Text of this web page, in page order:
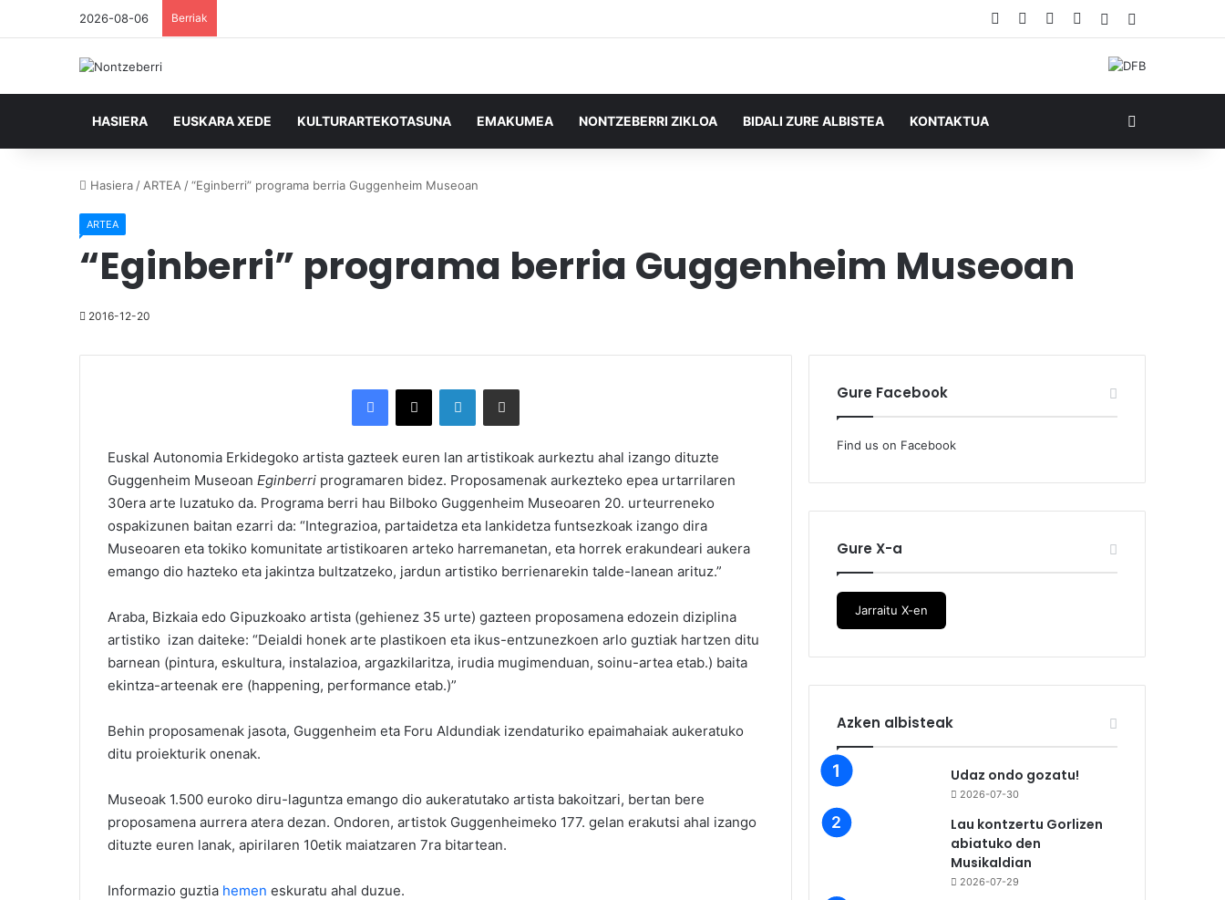
2026-08-06 Berriak Facebook YouTube
RSS Ausazko
HASIERA EUSKARA XEDE KULTURARTEKOTASUNA EMAKUMEA NONTZEBERRI ZIKLOA BIDALI ZURE ALBISTEA KONTAKTUA
Hasiera / ARTEA /“Eginberri” programa berria Guggenheim Museoan
ARTEA
“Eginberri” programa berria Guggenheim Museoan
2016-12-20
Euskal Autonomia Erkidegoko artista gazteek euren lan artistikoak aurkeztu ahal izango dituzte
Guggenheim Museoan Eginberri programaren bidez. Proposamenak aurkezteko epea urtarrilaren
30era arte luzatuko da. Programa berri hau Bilboko Guggenheim Museoaren 20. urteurreneko
ospakizunen baitan ezarri da: “Integrazioa, partaidetza eta lankidetza funtsezkoak izango dira
Museoaren eta tokiko komunitate artistikoaren arteko harremanetan, eta horrek erakundeari aukera
emango dio hazteko eta jakintza bultzatzeko, jardun artistiko berrienarekin talde-lanean arituz.”
Araba, Bizkaia edo Gipuzkoako artista (gehienez 35 urte) gazteen proposamena edozein diziplina
artistiko izan daiteke: “Deialdi honek arte plastikoen eta ikus-entzunezkoen arlo guztiak hartzen ditu
barnean (pintura, eskultura, instalazioa, argazkilaritza, irudia mugimenduan, soinu-artea etab.) baita
ekintza-arteenak ere (happening, performance etab.)”
Behin proposamenak jasota, Guggenheim eta Foru Aldundiak izendaturiko epaimahaiak aukeratuko
ditu proiekturik onenak.
Museoak 1.500 euroko diru-laguntza emango dio aukeratutako artista bakoitzari, bertan bere
proposamena aurrera atera dezan. Ondoren, artistok Guggenheimeko 177. gelan erakutsi ahal izango
dituzte euren lanak, apirilaren 10etik maiatzaren 7ra bitartean.
Informazio guztia hemen eskuratu ahal duzue.
Gure Facebook
Find us on Facebook
Gure X-a
Jarraitu X-en
Azken albisteak
Udaz ondo gozatu!
2026-07-30
Lau kontzertu Gorlizen
abiatuko den
Musikaldian
2026-07-29